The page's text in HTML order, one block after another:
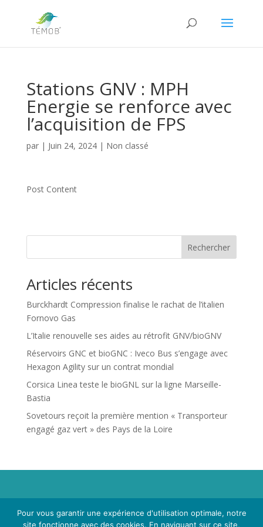
Stations GNV : MPH
Energie se renforce avec
l’acquisition de FPS
par | Juin 24, 2024| Non classé
Post Content
Rechercher
Articles récents
Burckhardt Compression finalise le rachat de l’italien
Fornovo Gas
L’Italie renouvelle ses aides au rétrofit GNV/bioGNV
Réservoirs GNC et bioGNC : Iveco Bus s’engage avec
Hexagon Agility sur un contrat mondial
Corsica Linea teste le bioGNL sur la ligne Marseille-
Bastia
Sovetours reçoit la première mention « Transporteur
engagé gaz vert » des Pays de la Loire
Propriété de Territoire d'Energie Lot-et-Garonne. Voir
Mentions LégalesetPolitique de Confidentialité.
Pour vous garantir une expérience d'utilisation optimale, notre
site fonctionne avec des cookies. En naviguant sur ce site,